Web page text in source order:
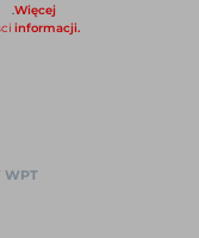
WPT
Więcej
informacji.